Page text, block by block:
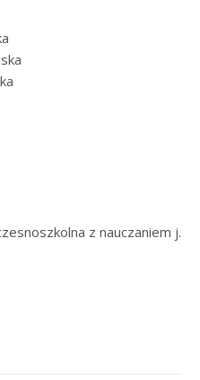
z nauczaniem j.